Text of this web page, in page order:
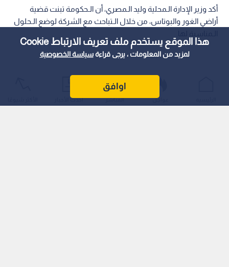
هذا الموقع يستخدم ملف تعريف الارتباط Cookie
لمزيد من المعلومات ، يرجى قراءةسياسة الخصوصية
اوافق
أكد وزير الإدارة الـمحلية وليد الـمصري، أن الـحكومة تبنت قضية
أراضي الغور والبوتاس، من خلال الـتباحث مع الشركة لوضع الـحلول
عواجل المباشر أحدث الأخبار